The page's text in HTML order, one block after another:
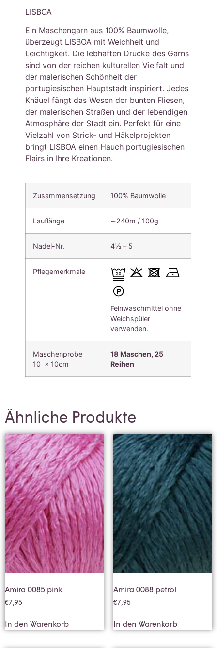
LISBOA
Ein Maschengarn aus 100% Baumwolle,
überzeugt LISBOA mit Weichheit und
Leichtigkeit. Die lebhaften Drucke des Garns
sind von der reichen kulturellen Vielfalt und
der malerischen Schönheit der
portugiesischen Hauptstadt inspiriert. Jedes
Knäuel fängt das Wesen der bunten Fliesen,
der malerischen Straßen und der lebendigen
Atmosphäre der Stadt ein. Perfekt für eine
Vielzahl von Strick- und Häkelprojekten
bringt LISBOA einen Hauch portugiesischen
Flairs in Ihre Kreationen.
Zusammensetzung 100% Baumwolle
Lauflänge ∼240m / 100g
Nadel-Nr. 4½ – 5
Pflegemerkmale
Feinwaschmittel ohne
Weichspüler
verwenden.
Maschenprobe
10 x 10cm
18 Maschen, 25
Reihen
Ähnliche Produkte
Amira 0085 pink
€7,95
In den Warenkorb
Amira 0088 petrol
€7,95
In den Warenkorb